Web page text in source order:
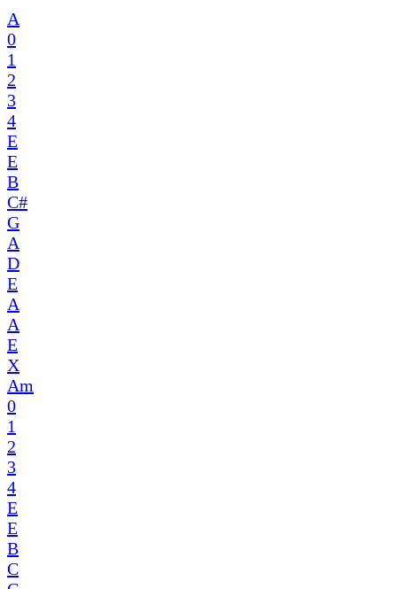
A
0
1
2
3
4
E
E
B
C#
G
A
D
E
A
A
E
X
Am
0
1
2
3
4
E
E
B
C